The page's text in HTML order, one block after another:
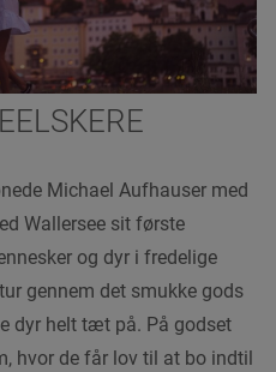
Michael Aufhauser med
Wallersee sit første
og dyr i fredelige
gennem det smukke gods
dyr helt tæt på. På godset
hvor de får lov til at bo indtil